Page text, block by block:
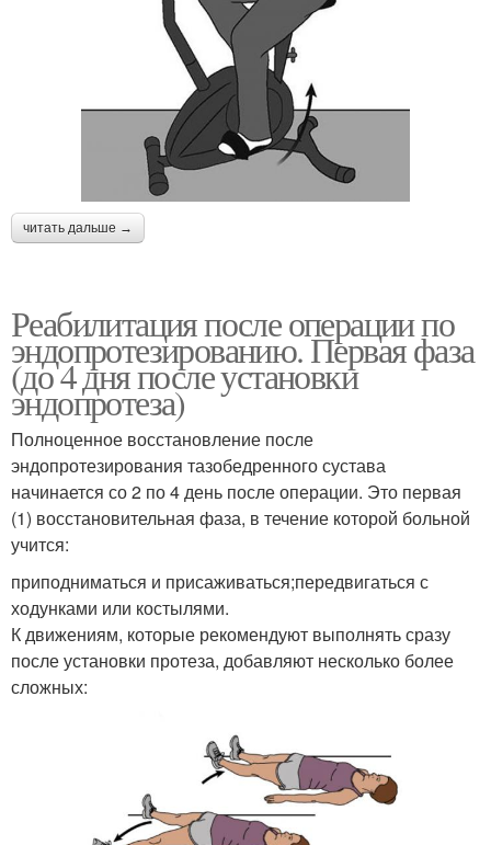
читать дальше →
Реабилитация после операции по
эндопротезированию. Первая фаза
(до 4 дня после установки
эндопротеза)
Полноценное восстановление после
эндопротезирования тазобедренного сустава
начинается со 2 по 4 день после операции. Это первая
(1) восстановительная фаза, в течение которой больной
учится:
приподниматься и присаживаться;передвигаться с
ходунками или костылями.
К движениям, которые рекомендуют выполнять сразу
после установки протеза, добавляют несколько более
сложных: